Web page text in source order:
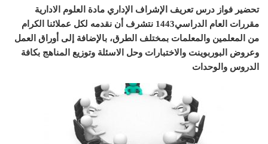
تحضير فواز درس تعريف الإشراف الإداري مادة العلوم الادارية
مقررات العام الدراسي1443 نتشرف أن نقدمه لكل عملائنا الكرام
من المعلمين والمعلمات بمختلف الطرق، بالإضافة إلى أوراق العمل
وعروض البوربوينت والاختبارات وحل الاسئلة وتوزيع المناهج بكافة
الدروس والوحدات